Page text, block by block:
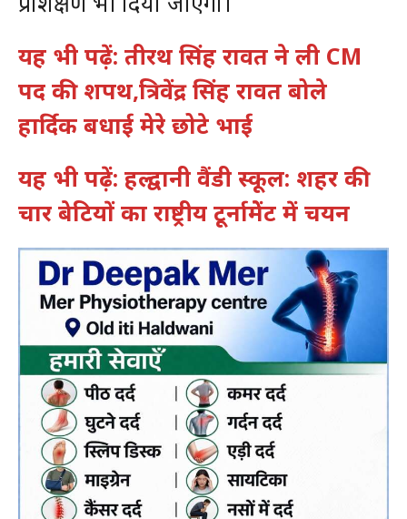
यह भी पढ़ें: तीरथ सिंह रावत ने ली CM
पद की शपथ,त्रिवेंद्र सिंह रावत बोले
हार्दिक बधाई मेरे छोटे भाई
यह भी पढ़ें: हल्द्वानी वैंडी स्कूल: शहर की
चार बेटियों का राष्ट्रीय टूर्नामेेंट में चयन